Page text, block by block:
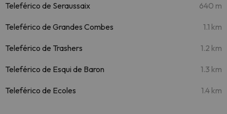
Teleférico de Seraussaix 640 m
Teleférico de Grandes Combes 1.1 km
Teleférico de Trashers 1.2 km
Teleférico de Esqui de Baron 1.3 km
Teleférico de Ecoles 1.4 km